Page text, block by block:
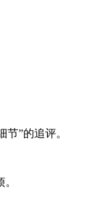
”的追评。